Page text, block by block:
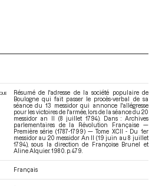
Résumé de l'adresse de la société populaire de
Boulogne qui fait passer le procès-verbal de sa
séance du 13 messidor qui annonce l'allégresse
pour les victoires de l'armée, lors de la séance du 20
messidor an II (8 juillet 1794). Dans : Archives
parlementaires de la Révolution Française —
Première série (1787-1799) — Tome XCII - Du 1er
messidor au 20 messidor An II (19 juin au 8 juillet
1794), sous la direction de Françoise Brunel et
Aline Alquier. 1980. p. 479.
Français